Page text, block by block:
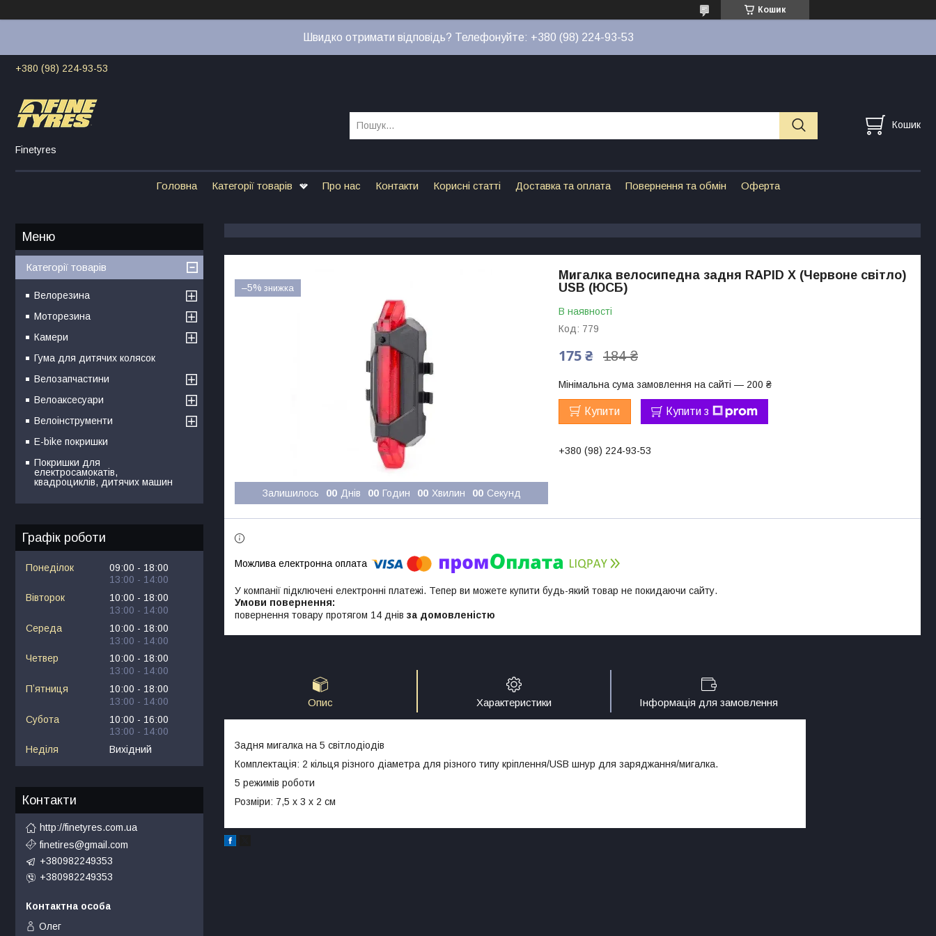
Кошик
Швидко отримати відповідь? Телефонуйте: +380 (98) 224-93-53
+380 (98) 224-93-53
Finetyres
Кошик
Головна Категорії товарів Про нас Контакти Корисні статті Доставка та оплата Повернення та обмін Оферта
–5%
Залишилось 00 Днів 00 Годин 00 Хвилин 00 Секунд
Мигалка велосипедна задня RAPID X (Червоне світло)
USB (ЮСБ)
В наявності
Код: 779
184 ₴
175 ₴
Мінімальна сума замовлення на сайті — 200 ₴
Купити Купити з
+380 (98) 224-93-53
У компанії підключені електронні платежі. Тепер ви можете купити будь-який товар не покидаючи сайту.
повернення товару протягом 14 днів за домовленістю
Опис Характеристики Інформація для замовлення
Задня мигалка на 5 світлодіодів
Комплектація: 2 кільця різного діаметра для різного типу кріплення/USB шнур для заряджання/мигалка.
5 режимів роботи
Розміри: 7,5 х 3 х 2 см
Категорії товарів
Велорезина
Моторезина
Камери
Гума для дитячих колясок
Велозапчастини
Велоаксесуари
Велоінструменти
E-bike покришки
Покришки для
електросамокатів,
квадроциклів, дитячих машин
Графік роботи
Понеділок 09:00
18:00
13:00
14:00
Вівторок
10:00
18:00
13:00
14:00
Середа
10:00
18:00
13:00
14:00
Четвер
10:00
18:00
13:00
14:00
Пʼятниця
10:00
18:00
13:00
14:00
Субота
10:00
16:00
13:00
14:00
Неділя
Вихідний
Контакти
http://finetyres.com.ua
finetires@gmail.com
+380982249353
+380982249353
Олег